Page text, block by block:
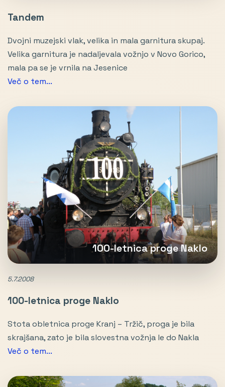
Tandem
Dvojni muzejski vlak, velika in mala garnitura skupaj.
Velika garnitura je nadaljevala vožnjo v Novo Gorico,
mala pa se je vrnila na Jesenice
Več o tem...
100-letnica proge Naklo
5.7.2008
100-letnica proge Naklo
Stota obletnica proge Kranj – Tržič, proga je bila
skrajšana, zato je bila slovestna vožnja le do Nakla
Več o tem...